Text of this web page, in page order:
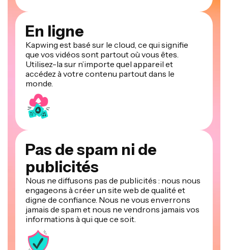
En ligne
Kapwing est basé sur le cloud, ce qui signifie
que vos vidéos sont partout où vous êtes.
Utilisez-la sur n’importe quel appareil et
accédez à votre contenu partout dans le
monde.
Pas de spam ni de
publicités
Nous ne diffusons pas de publicités : nous nous
engageons à créer un site web de qualité et
digne de confiance. Nous ne vous enverrons
jamais de spam et nous ne vendrons jamais vos
informations à qui que ce soit.